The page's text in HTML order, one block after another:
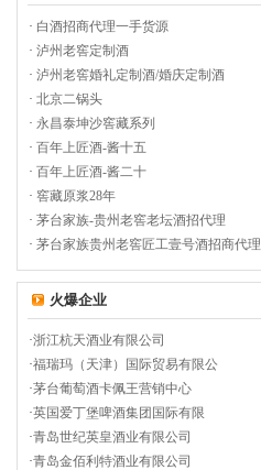
· 白酒招商代理一手货源
· 泸州老窖定制酒
· 泸州老窖婚礼定制酒/婚庆定制酒
· 北京二锅头
· 永昌泰坤沙窖藏系列
· 百年上匠酒-酱十五
· 百年上匠酒-酱二十
· 窖藏原浆28年
· 茅台家族-贵州老窖老坛酒招代理
· 茅台家族贵州老窖匠工壹号酒招商代理
火爆企业
·浙江杭天酒业有限公司
·福瑞玛（天津）国际贸易有限公
·茅台葡萄酒卡佩王营销中心
·英国爱丁堡啤酒集团国际有限
·青岛世纪英皇酒业有限公司
·青岛金佰利特酒业有限公司